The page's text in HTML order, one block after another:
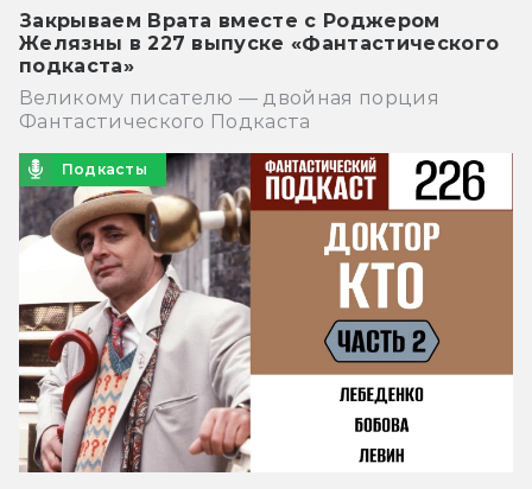
Закрываем Врата вместе с Роджером
Желязны в 227 выпуске «Фантастического
подкаста»
Великому писателю — двойная порция
Фантастического Подкаста
Подкасты